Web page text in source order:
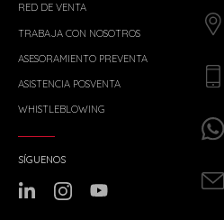
RED DE VENTA
TRABAJA CON NOSOTROS
ASESORAMIENTO PREVENTA
ASISTENCIA POSVENTA
WHISTLEBLOWING
SÍGUENOS